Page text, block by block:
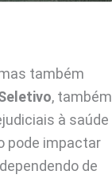
também
, também
à saúde
pode impactar
de